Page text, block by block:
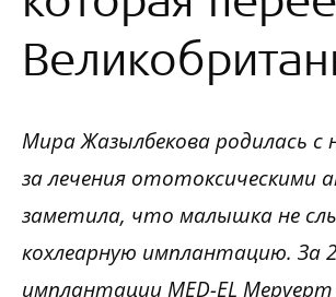
Мира Жазылбекова родилась с
за лечения ототоксическими
заметила, что малышка не
кохлеарную имплантацию. За
имплантации MED-EL